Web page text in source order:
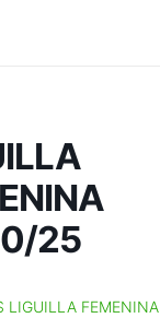
25
LIGUILLA FEMENINA